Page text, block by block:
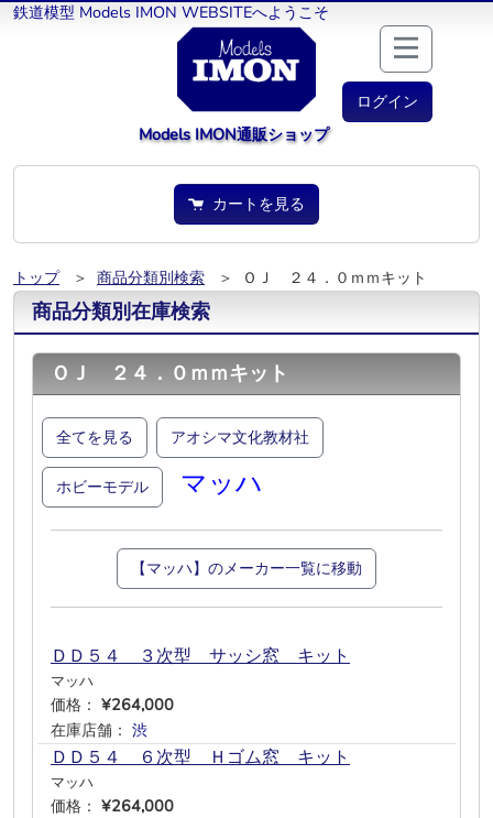
鉄道模型 Models IMON WEBSITEへようこそ
ログイン
Models IMON通販ショップ
カートを見る
トップ ＞ 商品分類別検索 ＞ ＯＪ ２４．０ｍｍキット
商品分類別在庫検索
ＯＪ ２４．０ｍｍキット
全てを見る アオシマ文化教材社
ホビーモデル マッハ
【マッハ】のメーカー一覧に移動
ＤＤ５４ ３次型 サッシ窓 キット
マッハ
価格： ¥264,000
在庫店舗： 渋
ＤＤ５４ ６次型 Ｈゴム窓 キット
マッハ
価格： ¥264,000